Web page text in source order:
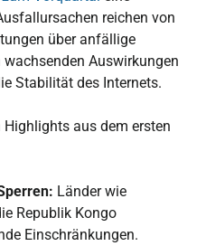
reichen von
über anfällige
Auswirkungen
Stabilität des Internets.
aus dem ersten
Länder wie
Republik Kongo
Einschränkungen.